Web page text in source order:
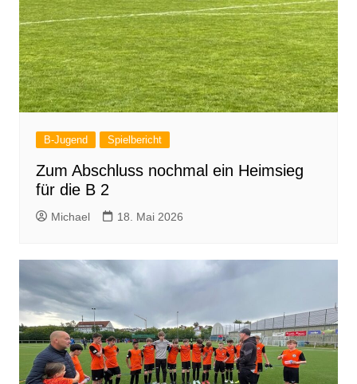
B-Jugend Spielbericht
Zum Abschluss nochmal ein Heimsieg
für die B 2
Michael 18. Mai 2026